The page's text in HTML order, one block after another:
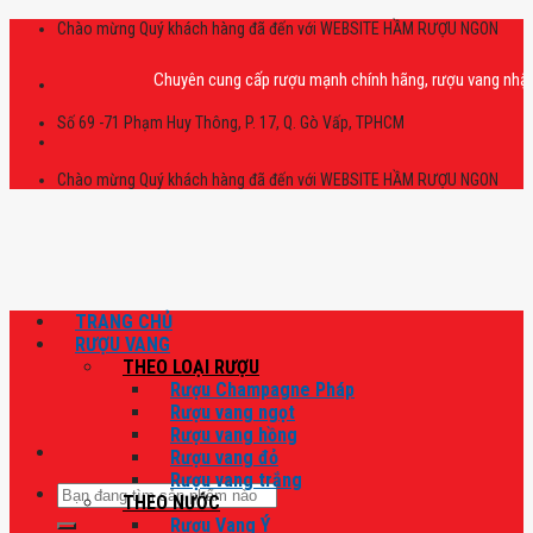
Skip
Chào mừng Quý khách hàng đã đến với WEBSITE HẦM RƯỢU NGON
Chuyên cung cấp rượu mạnh chính hãng, rượu vang nhập
Số 69 -71 Phạm Huy Thông, P. 17, Q. Gò Vấp, TPHCM
Chào mừng Quý khách hàng đã đến với WEBSITE HẦM RƯỢU NGON
Tìm
kiếm:
TRANG CHỦ
RƯỢU VANG
THEO LOẠI RƯỢU
Rượu Champagne Pháp
Rượu vang ngọt
Rượu vang hồng
Rượu vang đỏ
Rượu vang trắng
THEO NƯỚC
Rượu Vang Ý